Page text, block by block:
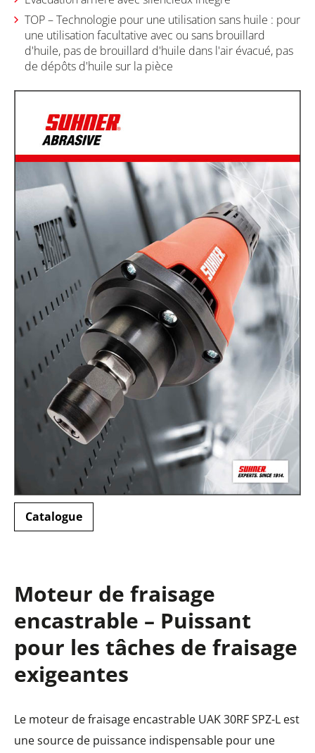
TOP – Technologie pour une utilisation sans huile : pour
une utilisation facultative avec ou sans brouillard
d'huile, pas de brouillard d'huile dans l'air évacué, pas
de dépôts d'huile sur la pièce
Catalogue
Moteur de fraisage
encastrable – Puissant
pour les tâches de fraisage
exigeantes
Le moteur de fraisage encastrable UAK 30RF SPZ-L est
une source de puissance indispensable pour une